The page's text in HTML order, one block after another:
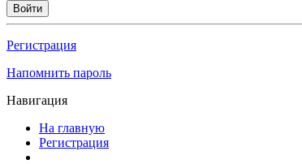
Войти
Регистрация
Напомнить пароль
Навигация
На главную
Регистрация